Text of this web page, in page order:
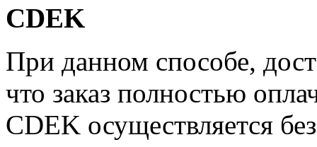
CDEK
При данном способе,
что заказ полностью
CDEK осуществляется